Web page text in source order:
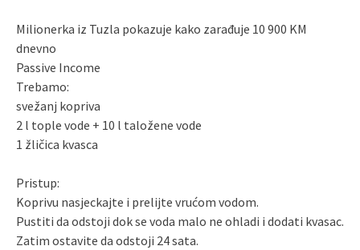
Milionerka iz Tuzla pokazuje kako zarađuje 10 900 KM
dnevno
Passive Income
Trebamo:
svežanj kopriva
2 l tople vode + 10 l taložene vode
1 žličica kvasca
Pristup:
Koprivu nasjeckajte i prelijte vrućom vodom.
Pustiti da odstoji dok se voda malo ne ohladi i dodati kvasac.
Zatim ostavite da odstoji 24 sata.